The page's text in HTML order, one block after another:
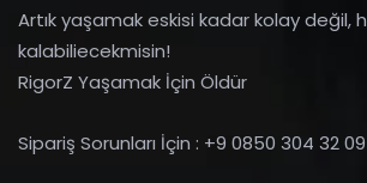
Artık yaşamak eskisi kadar kolay değil,
kalabiliecekmisin!
RigorZ Yaşamak İçin Öldür
Sipariş Sorunları İçin : +9 0850 304 32 09